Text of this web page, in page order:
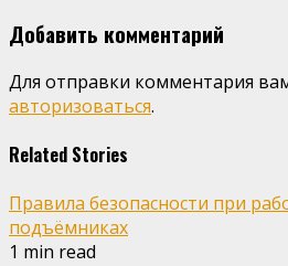
Добавить комментарий
Для отправки комментария
авторизоваться.
Related Stories
Правила безопасности при
подъёмниках
1 min read